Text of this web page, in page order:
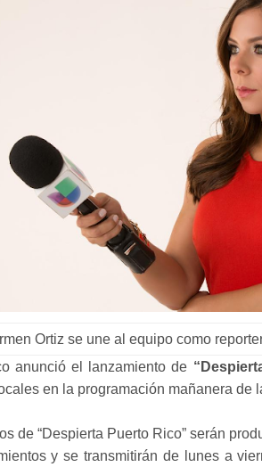
Ortiz se une al equipo como
anunció el lanzamiento de
en la programación mañanera de
de “Despierta Puerto Rico” serán
y se transmitirán de lunes a